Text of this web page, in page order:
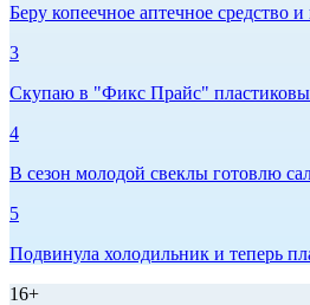
Беру копеечное аптечное средство
3
Скупаю в "Фикс Прайс"
4
В сезон молодой свеклы готовлю
5
Подвинула холодильник и теперь
16+